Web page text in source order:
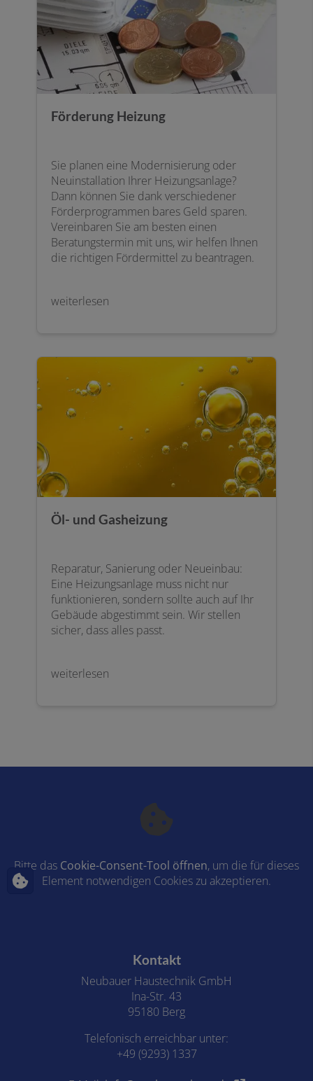
Förderung Heizung
Sie planen eine Modernisierung oder
Neuinstallation Ihrer Heizungsanlage?
Dann können Sie dank verschiedener
Förderprogrammen bares Geld sparen.
Vereinbaren Sie am besten einen
Beratungstermin mit uns, wir helfen Ihnen
die richtigen Fördermittel zu beantragen.
weiterlesen
Öl- und Gasheizung
Reparatur, Sanierung oder Neueinbau:
Eine Heizungsanlage muss nicht nur
funktionieren, sondern sollte auch auf Ihr
Gebäude abgestimmt sein. Wir stellen
sicher, dass alles passt.
weiterlesen
Bitte das Cookie-Consent-Tool öffnen, um die für dieses
Element notwendigen Cookies zu akzeptieren.
Footer - Kontaktdaten und Öffnungszeiten
Kontakt
Neubauer Haustechnik GmbH
Ina-Str. 43
95180 Berg
Telefonisch erreichbar unter:
+49 (9293) 1337